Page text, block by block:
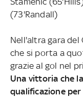
(73'Randall)
Nell'altra gara del
che si porta a
grazie al gol nel
Una vittoria che
qualificazione per